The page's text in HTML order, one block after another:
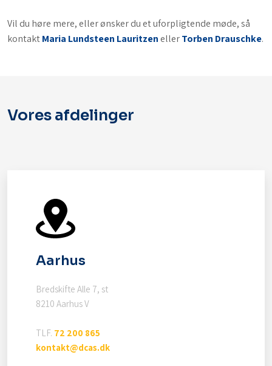
Vil du høre mere, eller ønsker du et uforpligtende møde, så
kontaktMaria Lundsteen Lauritzen ellerTorben Drauschke.
Vores afdelinger
Aarhus
Bredskifte Alle 7, st
8210 Aarhus V
TLF. 72 200 865
kontakt@dcas.dk